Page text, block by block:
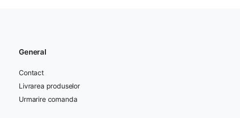
General
Contact
Livrarea produselor
Urmarire comanda